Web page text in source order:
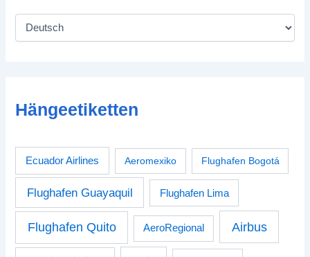
Hängeetiketten
Ecuador Airlines Aeromexiko Flughafen Bogotá
Flughafen Guayaquil Flughafen Lima
Flughafen Quito AeroRegional Airbus